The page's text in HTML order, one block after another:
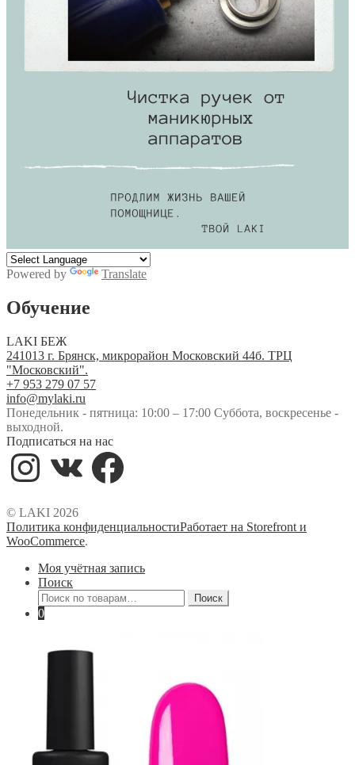
Powered by Translate
Обучение
LAKI БЕЖ
241013 г. Брянск, микрорайон Московский 44б. ТРЦ
"Московский".
+7 953 279 07 57
info@mylaki.ru
Понедельник - пятница: 10:00 – 17:00 Суббота, воскресенье -
выходной.
Подписаться на нас
Instagram
Facebook
© LAKI 2026
Политика конфиденциальностиРаботает на Storefront и
WooCommerce.
Моя учётная запись
Поиск
Искать:
Поиск
0